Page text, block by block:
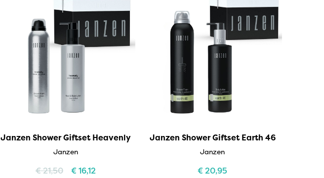
Janzen Shower Giftset Heavenly
Janzen
€21,50 €16,12
Janzen Shower Giftset Earth 46
Janzen
€20,95